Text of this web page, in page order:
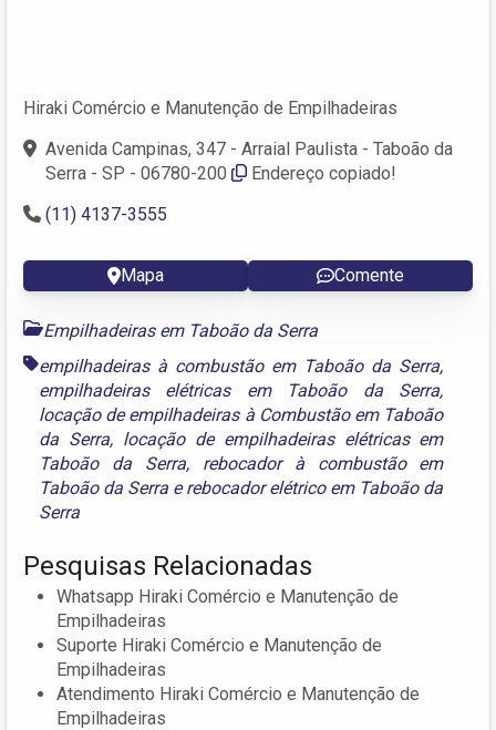
Hiraki Comércio e Manutenção de Empilhadeiras
Avenida Campinas, 347 - Arraial Paulista - Taboão da
Serra - SP - 06780-200
Endereço copiado!
(11) 4137-3555
Mapa Comente
Empilhadeiras em Taboão da Serra
empilhadeiras à combustão em Taboão da Serra,
empilhadeiras elétricas em Taboão da Serra,
locação de empilhadeiras à Combustão em Taboão
da Serra, locação de empilhadeiras elétricas em
Taboão da Serra, rebocador à combustão em
Taboão da Serra erebocador elétrico em Taboão da
Serra
Pesquisas Relacionadas
Whatsapp Hiraki Comércio e Manutenção de
Empilhadeiras
Suporte Hiraki Comércio e Manutenção de
Empilhadeiras
Atendimento Hiraki Comércio e Manutenção de
Empilhadeiras